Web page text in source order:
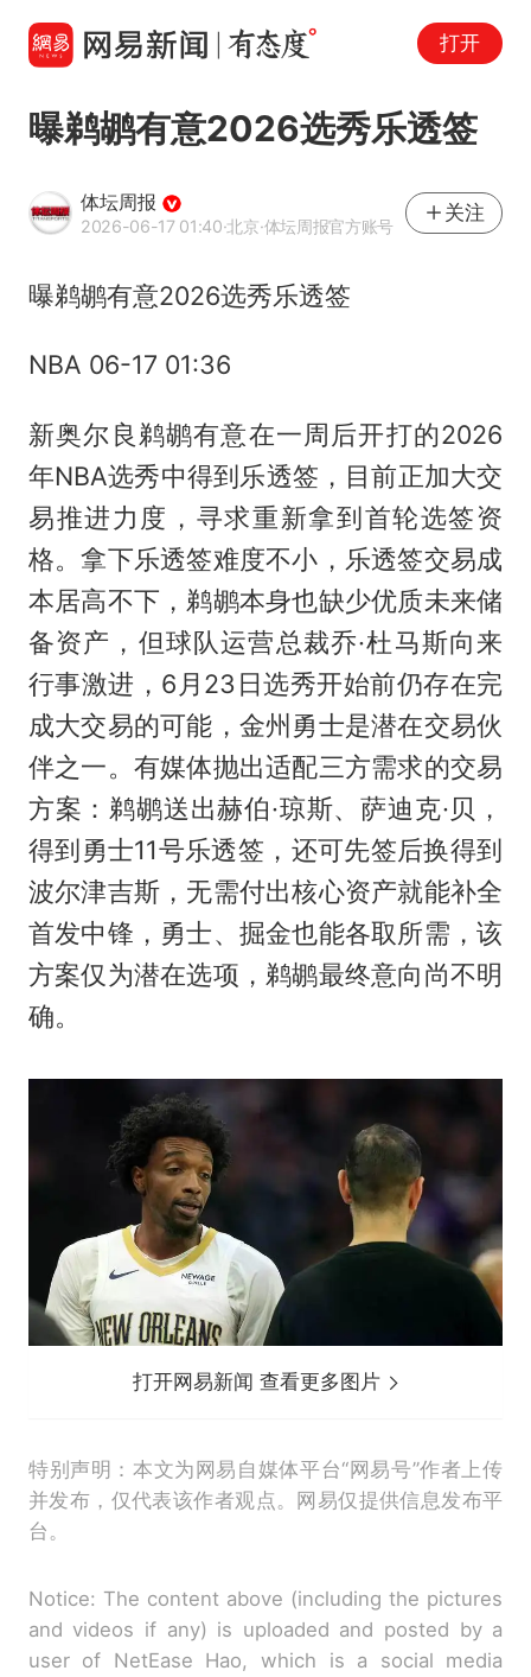
打开
曝鹈鹕有意2026选秀乐透签
体坛周报
2026-06-17 01:40·北京·体坛周报官方账号
关注
曝鹈鹕有意2026选秀乐透签
NBA 06-17 01:36
新奥尔良鹈鹕有意在一周后开打的2026
年NBA选秀中得到乐透签，目前正加大交
易推进力度，寻求重新拿到首轮选签资
格。拿下乐透签难度不小，乐透签交易成
本居高不下，鹈鹕本身也缺少优质未来储
备资产，但球队运营总裁乔·杜马斯向来
行事激进，6月23日选秀开始前仍存在完
成大交易的可能，金州勇士是潜在交易伙
伴之一。有媒体抛出适配三方需求的交易
方案：鹈鹕送出赫伯·琼斯、萨迪克·贝，
得到勇士11号乐透签，还可先签后换得到
波尔津吉斯，无需付出核心资产就能补全
首发中锋，勇士、掘金也能各取所需，该
方案仅为潜在选项，鹈鹕最终意向尚不明
确。
打开网易新闻 查看更多图片
特别声明：本文为网易自媒体平台“网易号”作者上传
并发布，仅代表该作者观点。网易仅提供信息发布平
台。
Notice: The content above (including the pictures
and videos if any) is uploaded and posted by a
user of NetEase Hao, which is a social media